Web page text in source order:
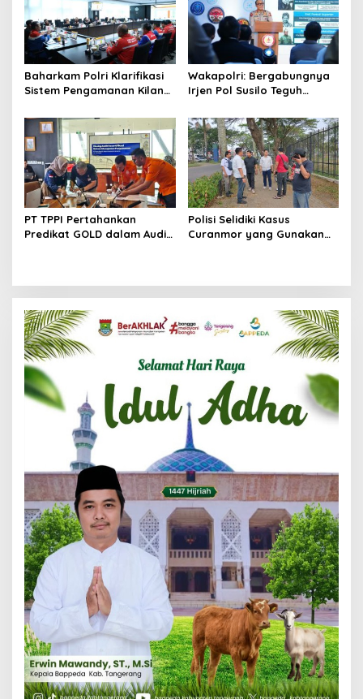
Baharkam Polri Klarifikasi
Sistem Pengamanan Kilang
Wakapolri: Bergabungnya
Irjen Pol Susilo Teguh
Nasional Pusat Studi
Kepolisian
PT TPPI Pertahankan
Predikat GOLD dalam Audit
Polisi Selidiki Kasus
Curanmor yang Gunakan